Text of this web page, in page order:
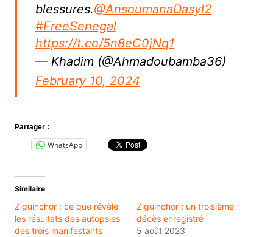
blessures.@AnsoumanaDasyl2
#FreeSenegal
https://t.co/5n8eC0jNq1
— Khadim (@Ahmadoubamba36)
February 10, 2024
Partager :
WhatsApp
Similaire
Ziguinchor : ce que révèle
les résultats des autopsies
des trois manifestants
Ziguinchor : un troisième
décès enregistré
5 août 2023